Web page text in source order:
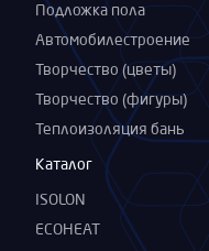
Подложка пола
Автомобилестроение
Творчество (цветы)
Творчество (фигуры)
Теплоизоляция бань
Каталог
ISOLON
ECOHEAT